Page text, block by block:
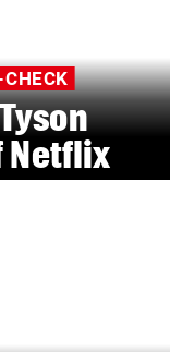
Netflix